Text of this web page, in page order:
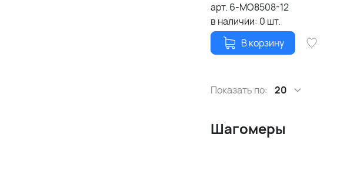
арт. 6-MO8508-12
в наличии: 0 шт.
В корзину
Показать по: 20
Шагомеры